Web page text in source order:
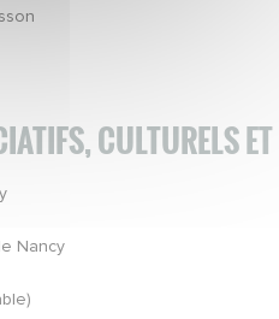
CULTURELS
Nancy